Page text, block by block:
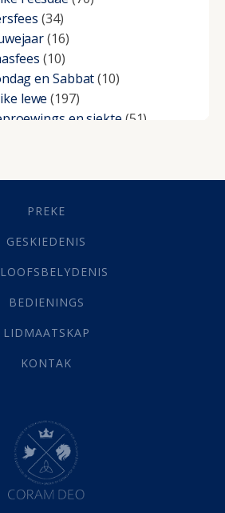
(34)
(16)
(10)
en Sabbat(10)
lewe (197)
en siekte (51)
Groei(10)
(21)
Areas(4)
(3)
(1)
(22)
(142)
(31)
(14)
(1)
(19)
PREKE
GESKIEDENIS
BEDIENINGS
LIDMAATSKAP
KONTAK